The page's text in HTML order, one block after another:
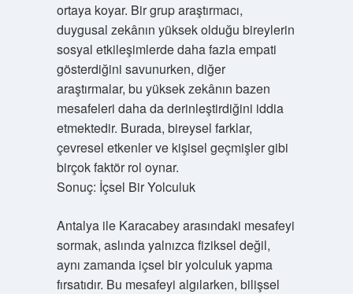
ortaya koyar. Bir grup araştırmacı,
duygusal zekânın yüksek olduğu bireylerin
sosyal etkileşimlerde daha fazla empati
gösterdiğini savunurken, diğer
araştırmalar, bu yüksek zekânın bazen
mesafeleri daha da derinleştirdiğini iddia
etmektedir. Burada, bireysel farklar,
çevresel etkenler ve kişisel geçmişler gibi
birçok faktör rol oynar.
Sonuç: İçsel Bir Yolculuk
Antalya ile Karacabey arasındaki mesafeyi
sormak, aslında yalnızca fiziksel değil,
aynı zamanda içsel bir yolculuk yapma
fırsatıdır. Bu mesafeyi algılarken, bilişsel